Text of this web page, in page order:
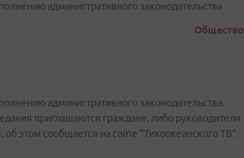
административного законодательства
Общество
административного законодательства.
приглашаются граждане, либо руководители
этом сообщается на сайте "Тихоокеанского ТВ".